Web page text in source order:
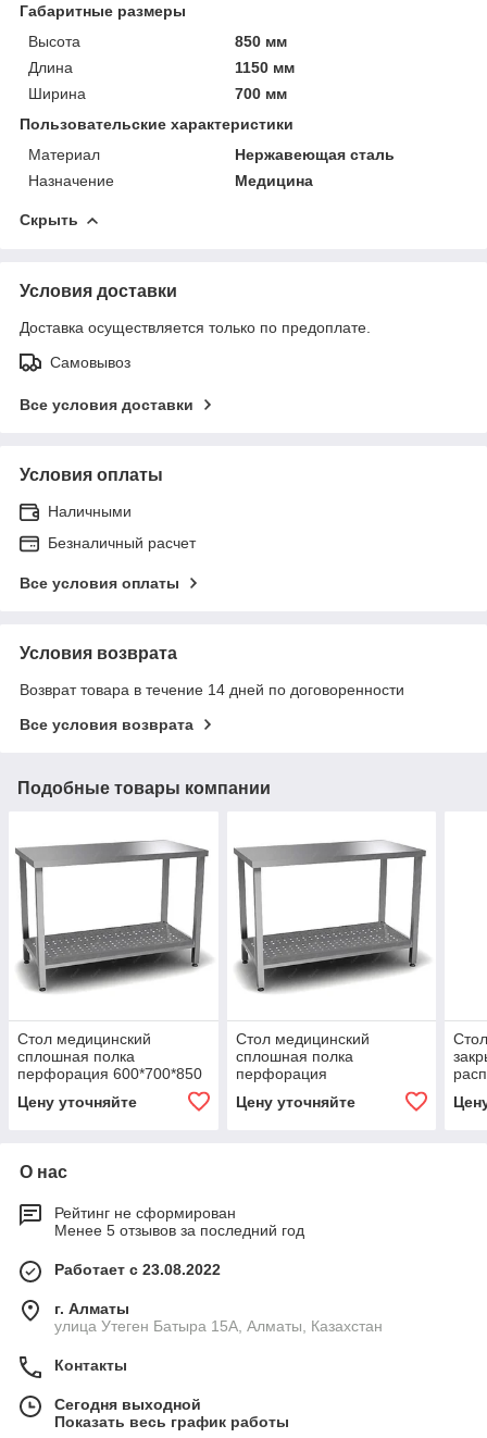
Габаритные размеры
Высота
850 мм
Длина
1150 мм
Ширина
700 мм
Пользовательские характеристики
Материал
Нержавеющая сталь
Назначение
Медицина
Скрыть
Условия доставки
Доставка осуществляется только по предоплате.
Самовывоз
Все условия доставки
Условия оплаты
Наличными
Безналичный расчет
Все условия оплаты
Условия возврата
Возврат товара в течение 14 дней по договоренности
Все условия возврата
Подобные товары компании
Стол медицинский
сплошная полка
перфорация 600*700*850
Цену уточняйте
Стол медицинский
сплошная полка
перфорация
Цену уточняйте
О нас
Рейтинг не сформирован
Менее 5 отзывов за последний год
Работает с 23.08.2022
г. Алматы
улица Утеген Батыра 15А, Алматы, Казахстан
Контакты
Сегодня выходной
Показать весь график работы